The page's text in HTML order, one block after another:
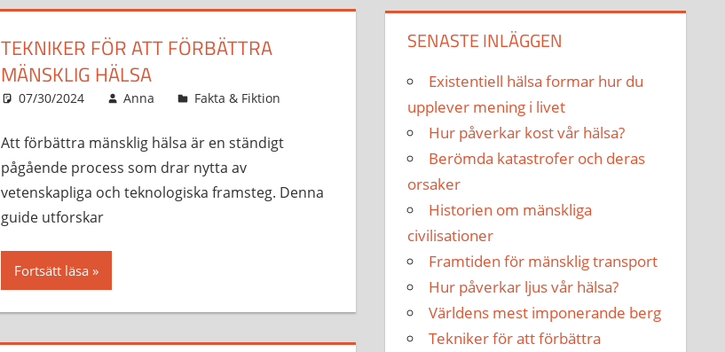
TEKNIKER FÖR ATT FÖRBÄTTRA
MÄNSKLIG HÄLSA
07/30/2024 Anna Fakta & Fiktion
Att förbättra mänsklig hälsa är en ständigt
pågående process som drar nytta av
vetenskapliga och teknologiska framsteg. Denna
guide utforskar
Fortsätt läsa
SENASTE INLÄGGEN
Existentiell hälsa formar hur du
upplever mening i livet
Hur påverkar kost vår hälsa?
Berömda katastrofer och deras
orsaker
Historien om mänskliga
civilisationer
Framtiden för mänsklig transport
Hur påverkar ljus vår hälsa?
Världens mest imponerande berg
Tekniker för att förbättra